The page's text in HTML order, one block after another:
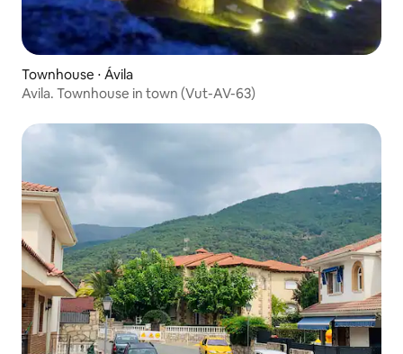
Townhouse ⋅ Ávila‎
Avila. Townhouse in town (Vut-AV-63)